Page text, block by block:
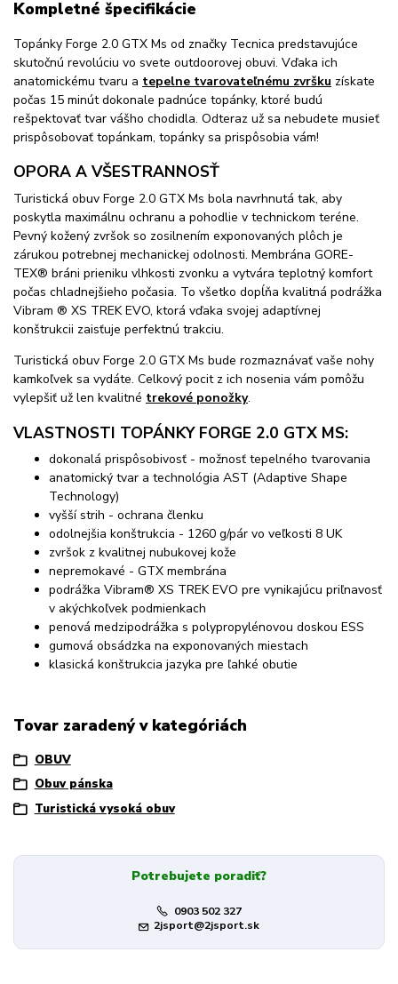
Kompletné špecifikácie
Topánky Forge 2.0 GTX Ms od značky Tecnica predstavujúce
skutočnú revolúciu vo svete outdoorovej obuvi. Vďaka ich
anatomickému tvaru a tepelne tvarovateľnému zvršku získate
počas 15 minút dokonale padnúce topánky, ktoré budú
rešpektovať tvar vášho chodidla. Odteraz už sa nebudete musieť
prispôsobovať topánkam, topánky sa prispôsobia vám!
OPORA A VŠESTRANNOSŤ
Turistická obuv Forge 2.0 GTX Ms bola navrhnutá tak, aby
poskytla maximálnu ochranu a pohodlie v technickom teréne.
Pevný kožený zvršok so zosilnením exponovaných plôch je
zárukou potrebnej mechanickej odolnosti. Membrána GORE-
TEX® bráni prieniku vlhkosti zvonku a vytvára teplotný komfort
počas chladnejšieho počasia. To všetko dopĺňa kvalitná podrážka
Vibram ® XS TREK EVO, ktorá vďaka svojej adaptívnej
konštrukcii zaisťuje perfektnú trakciu.
Turistická obuv Forge 2.0 GTX Ms bude rozmaznávať vaše nohy
kamkoľvek sa vydáte. Celkový pocit z ich nosenia vám pomôžu
vylepšiť už len kvalitné trekové ponožky.
VLASTNOSTI TOPÁNKY FORGE 2.0 GTX MS:
dokonalá prispôsobivosť - možnosť tepelného tvarovania
anatomický tvar a technológia AST (Adaptive Shape
Technology)
vyšší strih - ochrana členku
odolnejšia konštrukcia - 1260 g/pár vo veľkosti 8 UK
zvršok z kvalitnej nubukovej kože
nepremokavé - GTX membrána
podrážka Vibram® XS TREK EVO pre vynikajúcu priľnavosť
v akýchkoľvek podmienkach
penová medzipodrážka s polypropylénovou doskou ESS
gumová obsádzka na exponovaných miestach
klasická konštrukcia jazyka pre ľahké obutie
Tovar zaradený v kategóriách
OBUV
Obuv pánska
Turistická vysoká obuv
Potrebujete poradiť?
0903 502 327
2jsport@2jsport.sk